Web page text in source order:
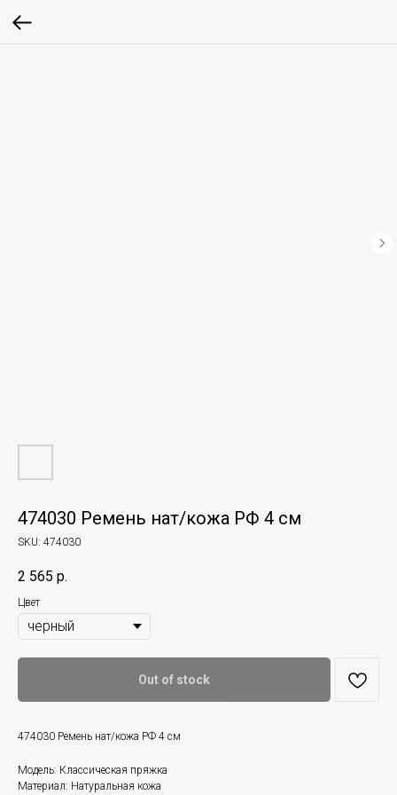
474030 Ремень нат/кожа РФ 4 см
SKU: 474030
2 565 р.
Цвет
Out of stock
474030 Ремень нат/кожа РФ 4 см
Модель: Классическая пряжка
Материал: Натуральная кожа